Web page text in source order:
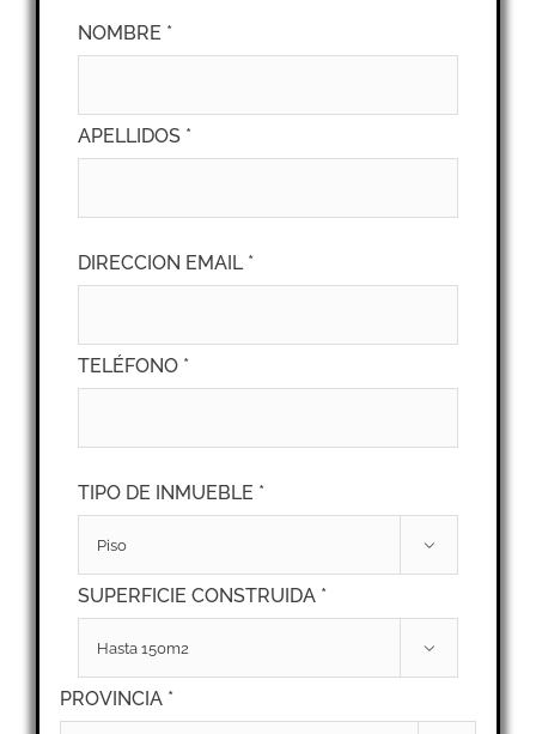
NOMBRE *
APELLIDOS *
DIRECCION EMAIL *
TELÉFONO *
TIPO DE INMUEBLE *

SUPERFICIE CONSTRUIDA *

PROVINCIA *